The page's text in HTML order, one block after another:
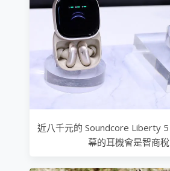
近八千元的 Soundcore Liberty
幕的耳機會是智商